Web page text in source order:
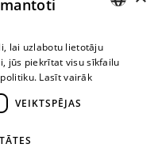
vecuma.
RUSSIAN
lai uzlabotu lietotāju
jūs piekrītat visu sīkfailu
Lasīt vairāk
VEIKTSPĒJAS